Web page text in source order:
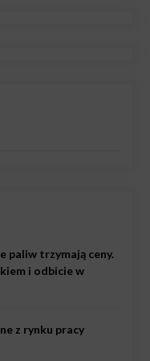
paliw trzymają ceny.
i odbicie w
z rynku pracy